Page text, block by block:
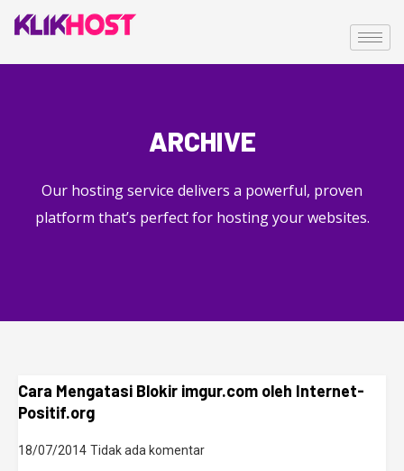
ARCHIVE
Our hosting service delivers a powerful, proven
platform that’s perfect for hosting your websites.
Cara Mengatasi Blokir imgur.com oleh Internet-
Positif.org
18/07/2014 Tidak ada komentar